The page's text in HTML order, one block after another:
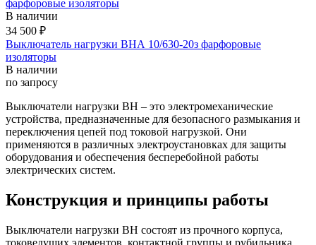
фарфоровые изоляторы
В наличии
34 500 ₽
Выключатель нагрузки ВНА 10/630-20з фарфоровые
изоляторы
В наличии
по запросу
Выключатели нагрузки ВН – это электромеханические
устройства, предназначенные для безопасного размыкания и
переключения цепей под токовой нагрузкой. Они
применяются в различных электроустановках для защиты
оборудования и обеспечения бесперебойной работы
электрических систем.
Конструкция и принципы работы
Выключатели нагрузки ВН состоят из прочного корпуса,
токоведущих элементов, контактной группы и рубильника,